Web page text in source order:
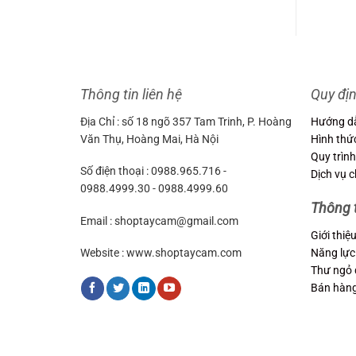
Thông tin liên hệ
Địa Chỉ : số 18 ngõ 357 Tam Trinh, P. Hoàng
Văn Thụ, Hoàng Mai, Hà Nội
Số điện thoại : 0988.965.716 -
0988.4999.30 - 0988.4999.60
Email : shoptaycam@gmail.com
Website : www.shoptaycam.com
Quy
Hướng
Hình
Quy
Dịch vụ
Thông
Giới
Năng
Thư ngỏ
Bán